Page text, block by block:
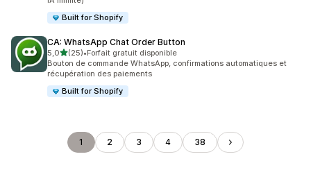
Built for Shopify
CA: WhatsApp Chat Order Button
5,0étoile(s) sur 5
(25)
25 avis au total
•Forfait gratuit disponible
Bouton de commande WhatsApp, confirmations automatiques et
récupération des paiements
Built for Shopify
1 2 3 4 38